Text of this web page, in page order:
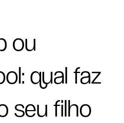
ou
qual faz
seu filho